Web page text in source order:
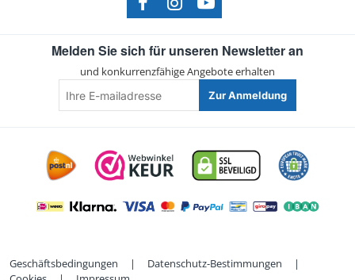
Melden Sie sich für unseren Newsletter an
und konkurrenzfähige Angebote erhalten
E-
mailadresse
Zur Anmeldung
Geschäftsbedingungen | Datenschutz-Bestimmungen
|